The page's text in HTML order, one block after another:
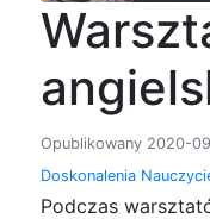
Opublikowany 2020-
Doskonalenia
Podczas